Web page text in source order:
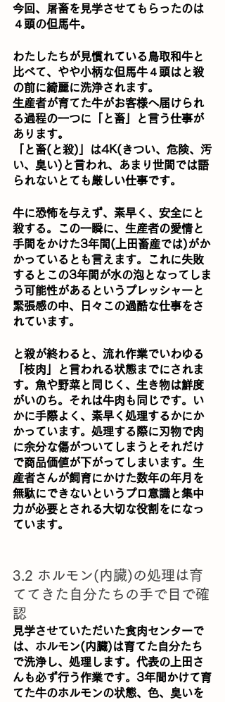
今回、屠畜を見学させてもらったのは
４頭の但馬牛。
わたしたちが見慣れている鳥取和牛と
比べて、やや小柄な但馬牛４頭はと殺
の前に綺麗に洗浄されます。
生産者が育てた牛がお客様へ届けられ
る過程の一つに「と畜」と言う仕事が
あります。
「と畜(と殺)」は4K(きつい、危険、汚
い、臭い)と言われ、あまり世間では語
られないとても厳しい仕事です。
牛に恐怖を与えず、素早く、安全にと
殺する。この一瞬に、生産者の愛情と
手間をかけた3年間(上田畜産では)がか
かっているとも言えます。これに失敗
するとこの3年間が水の泡となってしま
う可能性があるというプレッシャーと
緊張感の中、日々この過酷な仕事をさ
れています。
と殺が終わると、流れ作業でいわゆる
「枝肉」と言われる状態までにされま
す。魚や野菜と同じく、生き物は鮮度
がいのち。それは牛肉も同じです。い
かに手際よく、素早く処理するかにか
かっています。処理する際に刃物で肉
に余分な傷がついてしまうとそれだけ
で商品価値が下がってしまいます。生
産者さんが飼育にかけた数年の年月を
無駄にできないというプロ意識と集中
力が必要とされる大切な役割をになっ
ています。
3.2 ホルモン(内臓)の処理は育
ててきた自分たちの手で目で確
認
見学させていただいた食肉センターで
は、ホルモン(内臓)は育てた自分たち
で洗浄し、処理します。代表の上田さ
んも必ず行う作業です。3年間かけて育
てた牛のホルモンの状態、色、臭いを